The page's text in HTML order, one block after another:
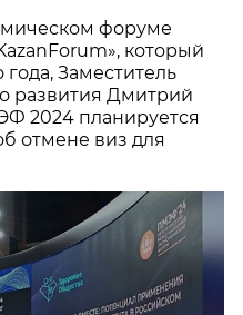
форуме
который
года, Заместитель
развития Дмитрий
2024 планируется
отмене виз для